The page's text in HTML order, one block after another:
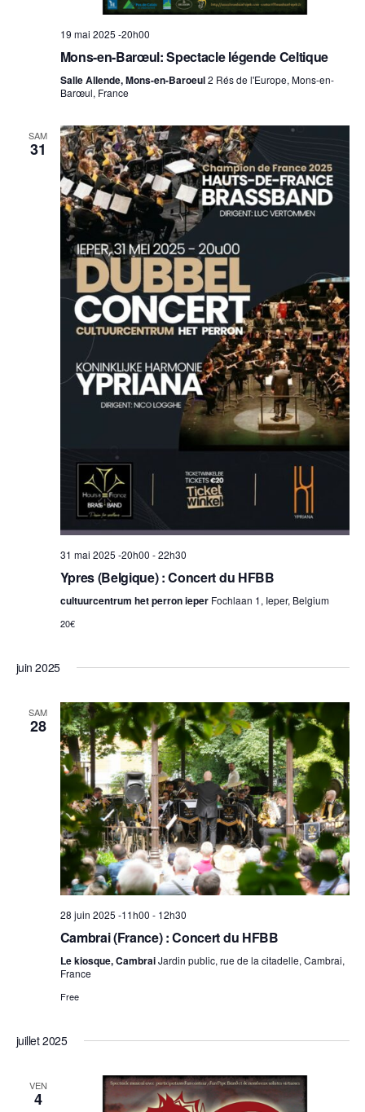
19 mai 2025 -20h00
Mons-en-Barœul: Spectacle légende Celtique
Salle Allende, Mons-en-Baroeul2 Rés de l'Europe, Mons-en-
Barœul, France
SAM
31
31 mai 2025 -20h00 -22h30
Ypres (Belgique) : Concert du HFBB
cultuurcentrum het perron ieper Fochlaan 1, Ieper, Belgium
20€
juin 2025
SAM
28
28 juin 2025 -11h00 - 12h30
Cambrai (France) : Concert du HFBB
Le kiosque, CambraiJardin public, rue de la citadelle, Cambrai,
France
Free
juillet 2025
VEN
4